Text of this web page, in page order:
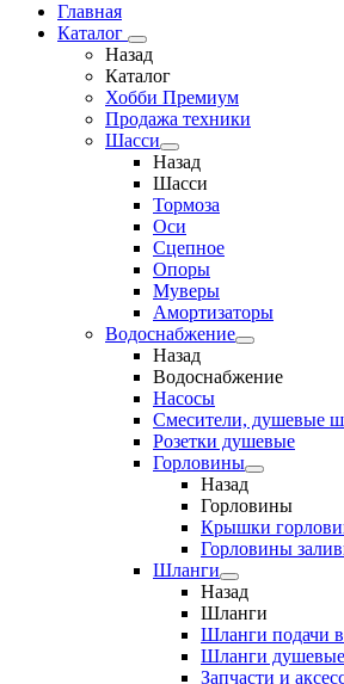
Главная
Каталог
Назад
Каталог
Хобби Премиум
Продажа техники
Шасси
Назад
Шасси
Тормоза
Оси
Сцепное
Опоры
Муверы
Амортизаторы
Водоснабжение
Назад
Водоснабжение
Насосы
Смесители, душевые
Розетки душевые
Горловины
Назад
Горловины
Крышки
Горловины
Шланги
Назад
Шланги
Шланги подачи
Шланги душевые
Запчасти и